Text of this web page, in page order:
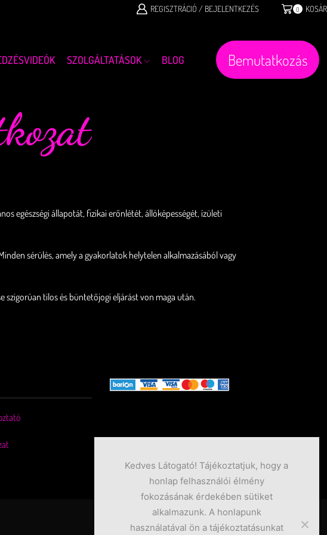
REGISZTRÁCIÓ / BEJELENTKEZÉS 0 KOSÁR
SZOLGÁLTATÁSOK BLOG Bemutatkozás
egészségi állapotát, fizikai erőnlétét, állóképességét, ízületi
sérülés, amely a gyakorlatok helytelen alkalmazásából vagy
szigorúan tilos és büntetőjogi eljárást von maga után.
Kedves Látogató! Tájékoztatjuk, hogy a
honlap felhasználói élmény
fokozásának érdekében sütiket
alkalmazunk. A honlapunk
használatával ön a tájékoztatásunkat